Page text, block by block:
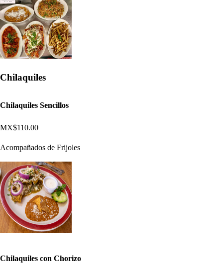
Chilaquiles
Chilaquiles Sencillos
MX$110.00
Acompañados de Frijoles
Chilaquiles con Chorizo